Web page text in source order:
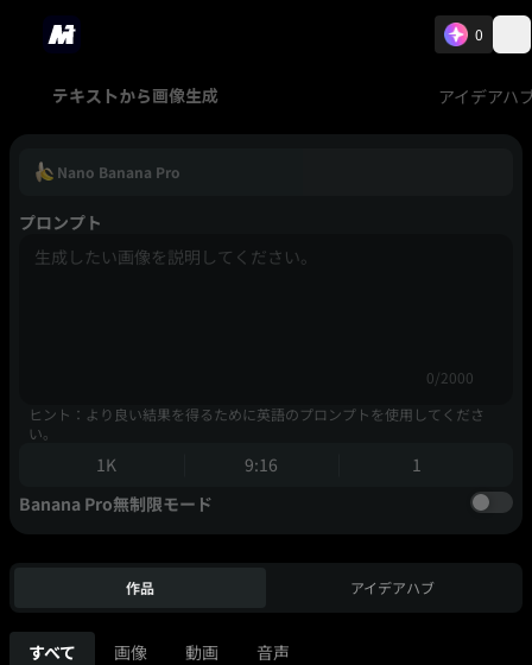
0
テキストから画像生成 アイデアハ
Nano Banana Pro
プロンプト
0/2000
ヒント：より良い結果を得るために英語のプロンプトを使用してくださ
い。
1K 9:16
1
Banana Pro無制限モード
作品 アイデアハブ
すべて 画像 動画 音声